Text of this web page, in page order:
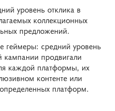
уровень отклика в
коллекционных
предложений.
геймеры: средний уровень
кампании продвигали
каждой платформы, их
контенте или
платформ.